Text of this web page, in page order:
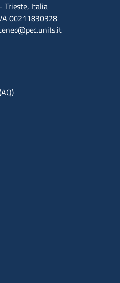
Trieste, Italia
00211830328